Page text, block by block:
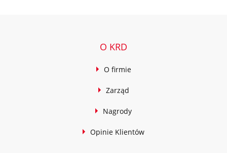
O KRD
O firmie
Zarząd
Nagrody
Opinie Klientów